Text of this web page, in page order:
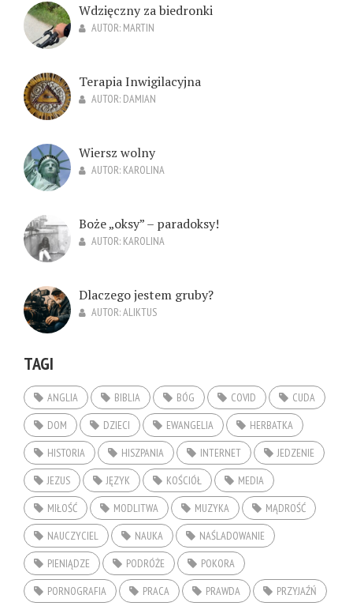
Wdzięczny za biedronki
AUTOR: MARTIN
Terapia Inwigilacyjna
AUTOR: DAMIAN
Wiersz wolny
AUTOR: KAROLINA
Boże „oksy” – paradoksy!
AUTOR: KAROLINA
Dlaczego jestem gruby?
AUTOR:ALIKTUS
TAGI
ANGLIA BIBLIA BÓG COVID
CUDA
DOM
DZIECI EWANGELIA
HERBATKA
HISTORIA
HISZPANIA INTERNET
JEDZENIE
JEZUS
JĘZYK KOŚCIÓŁ
MEDIA
MIŁOŚĆ
MODLITWA MUZYKA
MĄDROŚĆ
NAUCZYCIEL
NAUKA
NAŚLADOWANIE
PIENIĄDZE
PODRÓŻE
POKORA
PORNOGRAFIA
PRACA PRAWDA
PRZYJAŹŃ